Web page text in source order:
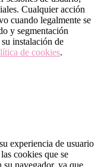
Cualquier acción
cuando legalmente se
y segmentación
instalación de
de cookies.
experiencia de usuario
cookies que se
su navegador, ya que